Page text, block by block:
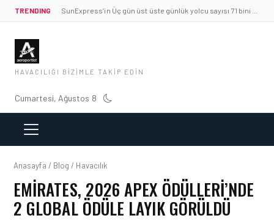
TRENDING
HAVACILIĞI BIZIMLE TAKIP EDIN
Cumartesi, Ağustos 8
Anasayfa / Blog / Havacılık
EMIRATES, 2026 APEX ÖDÜLLERI’NDE
2 GLOBAL ÖDÜLE LAYIK GÖRÜLDÜ